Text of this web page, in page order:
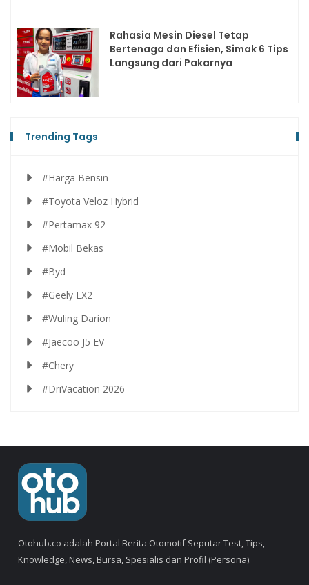
Rahasia Mesin Diesel Tetap
Bertenaga dan Efisien, Simak 6 Tips
Langsung dari Pakarnya
Trending Tags
#Harga Bensin
#Toyota Veloz Hybrid
#Pertamax 92
#Mobil Bekas
#Byd
#Geely EX2
#Wuling Darion
#Jaecoo J5 EV
#Chery
#DriVacation 2026
Otohub.co adalah Portal Berita Otomotif Seputar Test, Tips,
Knowledge, News, Bursa, Spesialis dan Profil (Persona).